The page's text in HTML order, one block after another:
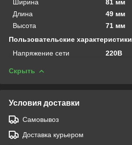
Ширина
81 мм
Длина
49 мм
Высота
71 мм
Пользовательские характеристики
Напряжение сети
220В
Скрыть
Условия доставки
Самовывоз
Доставка курьером